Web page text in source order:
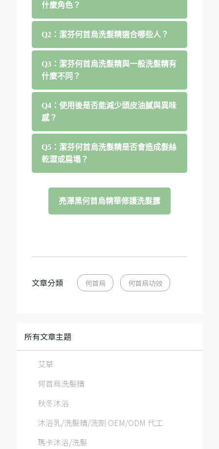
什麼角色？
Q2：潔芬何首烏洗髮精適合哪些人？
Q3：潔芬何首烏洗髮精與一般洗髮精有
什麼不同？
Q4：使用後是否能減少頭皮油膩與異味
感？
Q5：潔芬何首烏洗髮精是否會造成髮絲
乾澀或扁塌？
亮澤黑何首烏精華修護洗髮露
文章分類 何首烏 何首烏功效
所有文章主題
艾草
何首烏洗髮精
秋冬沐浴
沐浴乳/洗髮精/洗劑 OEM/ODM 代工
瑪卡沐浴/洗髮